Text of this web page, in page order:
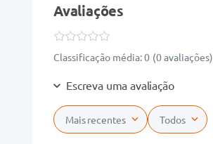
Avaliações
Classificação média: 0 (0 avaliações)
Escreva uma avaliação
Mais recentes Todos